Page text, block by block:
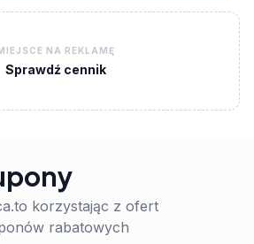
NA REKLAMĘ
Sprawdź cennik
korzystając z ofert
rabatowych